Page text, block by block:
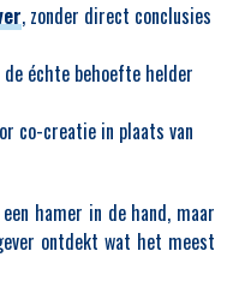
, zonder direct conclusies
de échte behoefte helder
co-creatie in plaats van
hamer in de hand, maar
ontdekt wat het meest